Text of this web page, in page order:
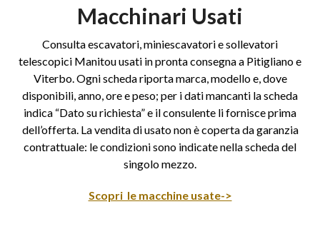
Macchinari Usati
Consulta escavatori, miniescavatori e sollevatori
telescopici Manitou usati in pronta consegna a Pitigliano e
Viterbo. Ogni scheda riporta marca, modello e, dove
disponibili, anno, ore e peso; per i dati mancanti la scheda
indica “Dato su richiesta” e il consulente li fornisce prima
dell’offerta. La vendita di usato non è coperta da garanzia
contrattuale: le condizioni sono indicate nella scheda del
singolo mezzo.
Scopri le macchine usate->